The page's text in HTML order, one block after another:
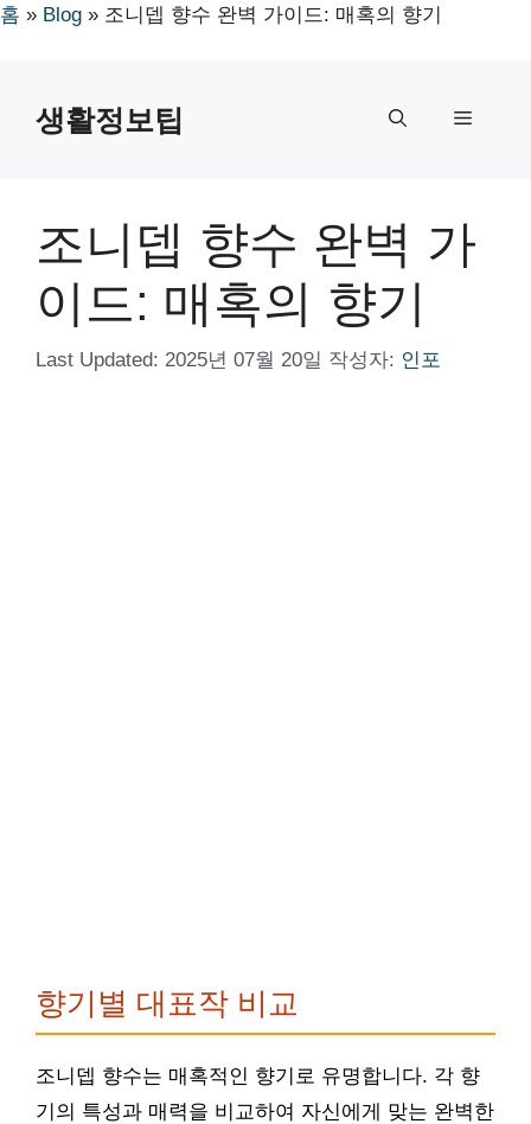
홈 » Blog » 조니뎁 향수 완벽 가이드: 매혹의 향기
생활정보팁 메
조니뎁 향수 완벽 가
이드: 매혹의 향기
Last Updated: 2025년 07월 20일 작성자: 인포
향기별 대표작 비교
조니뎁 향수는 매혹적인 향기로 유명합니다. 각 향
기의 특성과 매력을 비교하여 자신에게 맞는 완벽한